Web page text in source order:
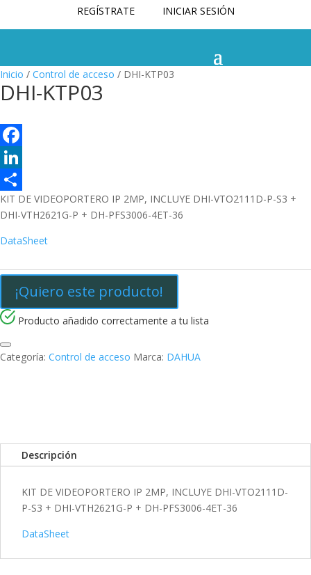
REGÍSTRATE INICIAR SESIÓN
Inicio / Control de acceso / DHI-KTP03
DHI-KTP03
F
a
c
b
o
k
L
i
k
e
I
C
m
p
r
i
KIT DE VIDEOPORTERO IP 2MP, INCLUYE DHI-VTO2111D-P-S3 +
DHI-VTH2621G-P + DH-PFS3006-4ET-36
DataSheet
¡Quiero este producto!
Producto añadido correctamente a tu lista
Categoría: Control de acceso Marca: DAHUA
Descripción
KIT DE VIDEOPORTERO IP 2MP, INCLUYE DHI-VTO2111D-
P-S3 + DHI-VTH2621G-P + DH-PFS3006-4ET-36
DataSheet